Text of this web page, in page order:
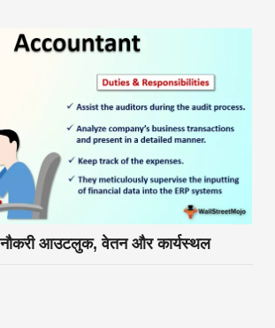
नौकरी आउटलुक, वेतन और कार्यस्थल